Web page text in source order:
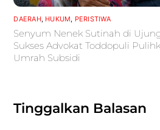
DAERAH, HUKUM PERISTIWA
Senyum Nenek Sutinah di
Sukses Advokat Toddopuli
Umrah Subsidi
Tinggalkan Balasan